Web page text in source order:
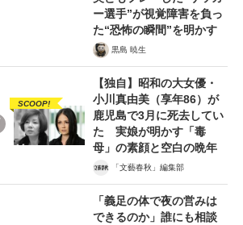
ー選手”が視覚障害を負っ
た“恐怖の瞬間”を明かす
黒島 暁生
SCOOP!
【独自】昭和の大女優・
小川真由美（享年86）が
鹿児島で3月に死去してい
た 実娘が明かす「毒
母」の素顔と空白の晩年
「文藝春秋」編集部
「義足の体で夜の営みは
できるのか」誰にも相談